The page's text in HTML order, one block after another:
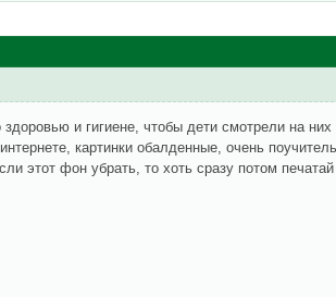
и гигиене, чтобы дети смотрели на них
картинки обалденные, очень
этот фон убрать, то хоть сразу потом печатай